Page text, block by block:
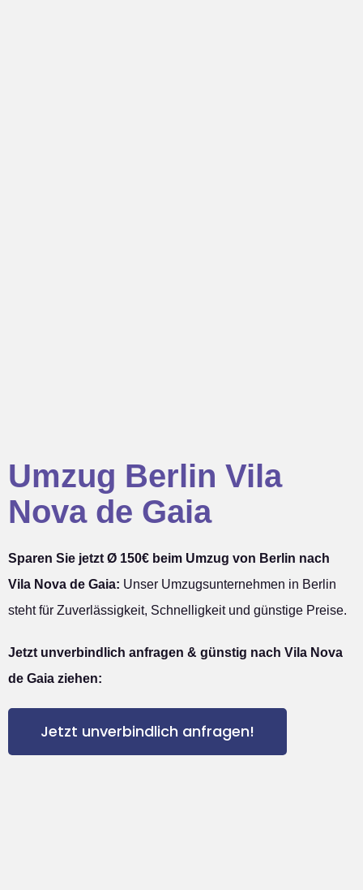
Umzug Berlin Vila
Nova de Gaia
Sparen Sie jetzt Ø 150€ beim Umzug von Berlin nach
Vila Nova de Gaia: Unser Umzugsunternehmen in Berlin
steht für Zuverlässigkeit, Schnelligkeit und günstige Preise.
Jetzt unverbindlich anfragen & günstig nach Vila Nova
de Gaia ziehen:
Jetzt unverbindlich anfragen!